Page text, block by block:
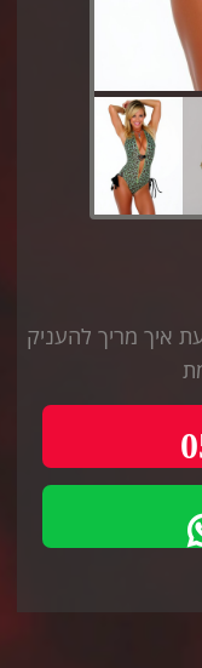
איך מריך להעניק